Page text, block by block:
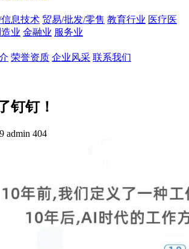
息技术 贸易/批发/零售 教育行业 医疗医
业 金融业 服务业
荣誉资质 企业风采 联系我们
钉钉！
admin 404